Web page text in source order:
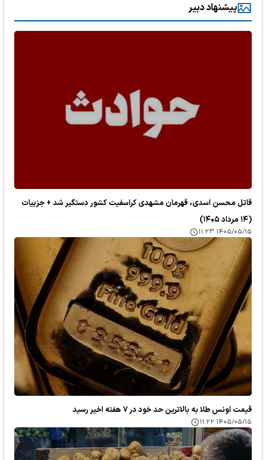
پیشنهاد دبیر
قاتل محسن اسدی، قهرمان مشهدی کراسفیت کشور دستگیر شد + جزییات
(۱۴ مرداد ۱۴۰۵)
۱۴۰۵/۰۵/۱۵ ۱۱:۲۳
قیمت اونس طلا به بالاترین حد خود در ۷ هفته اخیر رسید
۱۴۰۵/۰۵/۱۵ ۱۱:۲۲